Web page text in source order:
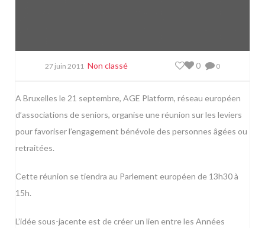
27 juin 2011 Non classé 0
0
A Bruxelles le 21 septembre, AGE Platform, réseau européen
d’associations de seniors, organise une réunion sur les leviers
pour favoriser l’engagement bénévole des personnes âgées ou
retraitées.
Cette réunion se tiendra au Parlement européen de 13h30 à
15h.
L’idée sous-jacente est de créer un lien entre les Années